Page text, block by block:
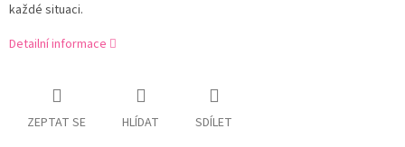
každé situaci.
Detailní informace
ZEPTAT SE HLÍDAT SDÍLET